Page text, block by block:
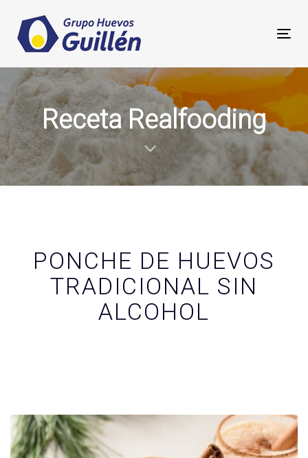
Receta Realfooding
PONCHE DE HUEVOS
TRADICIONAL SIN
ALCOHOL